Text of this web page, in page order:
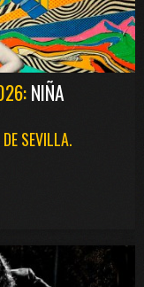
NIÑA
SEVILLA.